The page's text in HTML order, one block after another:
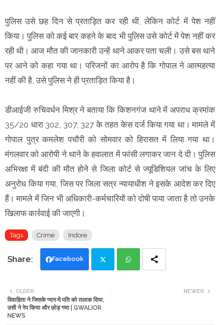
पुलिस उसे छह दिन से प्रताड़ित कर रही थी, लेकिन कोर्ट में पेश नहीं
किया। पुलिस को कई बार कहने के बाद भी पुलिस उसे कोर्ट में पेश नहीं कर
रही थी। आज मौत की जानकारी उन्हें थाने आकर पता चली। उसे बस थाने
पर आने को कहा गया था। परिजनों का आरोप है कि गोपाल ने आत्महत्या
नहीं की है, उसे पुलिस ने ही प्रताड़ित किया है।
डीआईजी रुचिवर्धन मिश्र ने बताया कि किशनगंज थाने में अपराध क्रमांक
35/20 धारा 302, 307, 327 के तहत केस दर्ज किया गया था। मामले में
गोपाल पुत्र कमलेश पचौरी को सोमवार को हिरासत में लिया गया था।
मंगलवार को आरोपी ने थाने के हवालात में फांसी लगाकर जान दे दी। पुलिस
अभिरक्षा में बंदी की मौत होने से जिला कोर्ट से ज्यूडिशियल जांच के लिए
अनुरोध किया गया, जिस पर जिला सत्र न्यायाधीश ने इसके आदेश कर दिए
हैं। मामले में जिन भी अधिकारी-कर्मचारियों को दोषी पाया जाता है तो उनके
खिलाफ कार्रवाई की जाएगी।
Tags Crime Indore
Facebook
tte
NEWER
OLDER
विवाहिता ने जिसके प्यार में पति को तलाक दिया,
उसी ने रेप किया और छोड़ गया | GWALIOR
NEWS